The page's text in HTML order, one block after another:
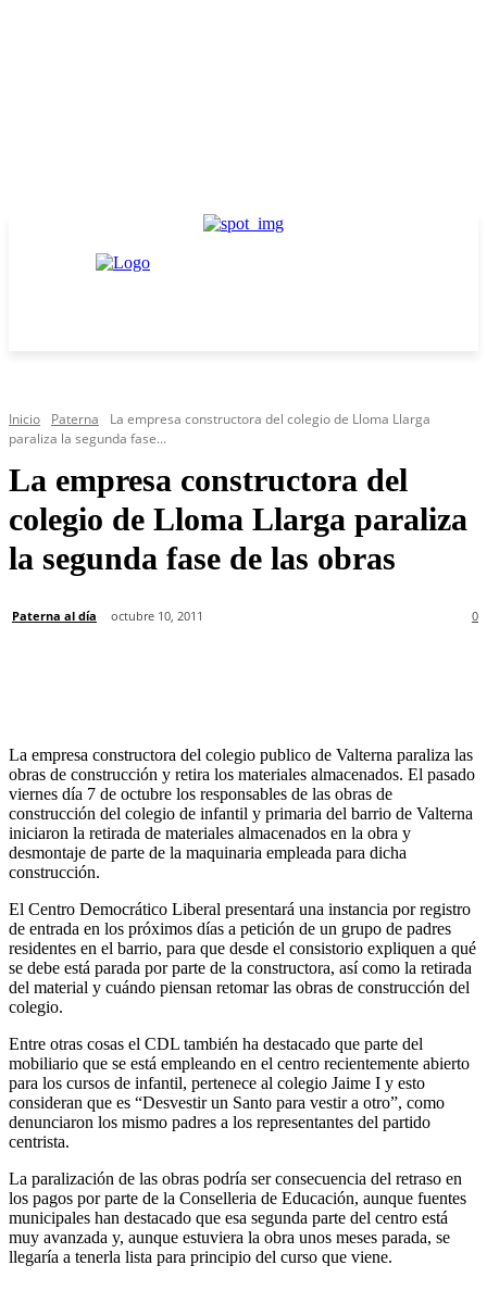
Inicio Paterna
La empresa constructora del colegio de Lloma Llarga
paraliza la segunda fase...
La empresa constructora del
colegio de Lloma Llarga paraliza
la segunda fase de las obras
Paterna al día octubre 10, 2011 0
La empresa constructora del colegio publico de Valterna paraliza las
obras de construcción y retira los materiales almacenados. El pasado
viernes día 7 de octubre los responsables de las obras de
construcción del colegio de infantil y primaria del barrio de Valterna
iniciaron la retirada de materiales almacenados en la obra y
desmontaje de parte de la maquinaria empleada para dicha
construcción.
El Centro Democrático Liberal presentará una instancia por registro
de entrada en los próximos días a petición de un grupo de padres
residentes en el barrio, para que desde el consistorio expliquen a qué
se debe está parada por parte de la constructora, así como la retirada
del material y cuándo piensan retomar las obras de construcción del
colegio.
Entre otras cosas el CDL también ha destacado que parte del
mobiliario que se está empleando en el centro recientemente abierto
para los cursos de infantil, pertenece al colegio Jaime I y esto
consideran que es “Desvestir un Santo para vestir a otro”, como
denunciaron los mismo padres a los representantes del partido
centrista.
La paralización de las obras podría ser consecuencia del retraso en
los pagos por parte de la Conselleria de Educación, aunque fuentes
municipales han destacado que esa segunda parte del centro está
muy avanzada y, aunque estuviera la obra unos meses parada, se
llegaría a tenerla lista para principio del curso que viene.